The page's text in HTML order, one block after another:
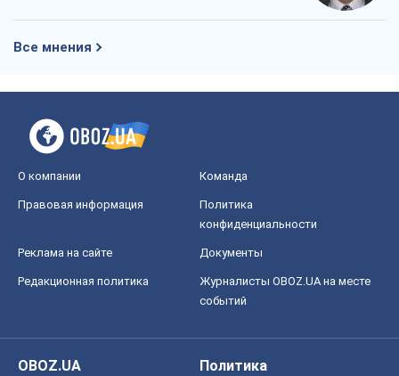
Все мнения
О компании Команда
Правовая информация
Политика
конфиденциальности
Реклама на сайте Документы
Редакционная политика
Журналисты OBOZ.UA на месте
событий
OBOZ.UA
Политика